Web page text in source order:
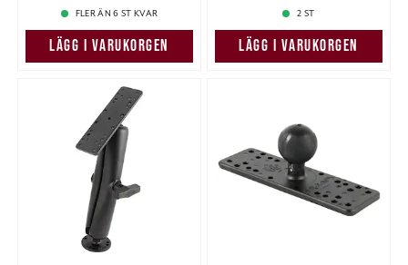
FLER ÄN 6 ST KVAR
LÄGG I VARUKORGEN
2 ST
LÄGG I VARUKORGEN